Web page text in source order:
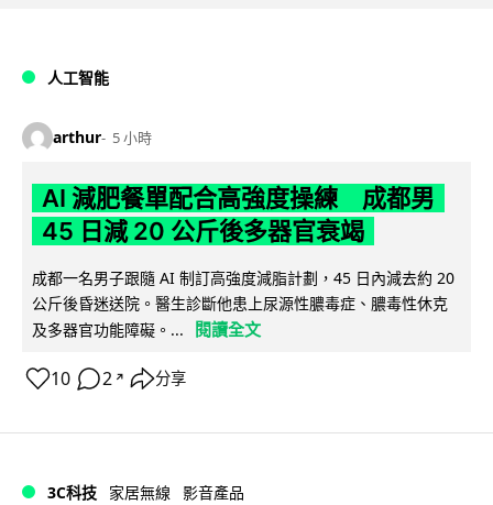
人工智能
arthur 5 小時
AI 減肥餐單配合高強度操練 成都男
45 日減 20 公斤後多器官衰竭
成都一名男子跟隨 AI 制訂高強度減脂計劃，45 日內減去約 20
公斤後昏迷送院。醫生診斷他患上尿源性膿毒症、膿毒性休克
及多器官功能障礙。...
閱讀全文
10 2 ↗ 分享
3C科技 家居無線 影音產品